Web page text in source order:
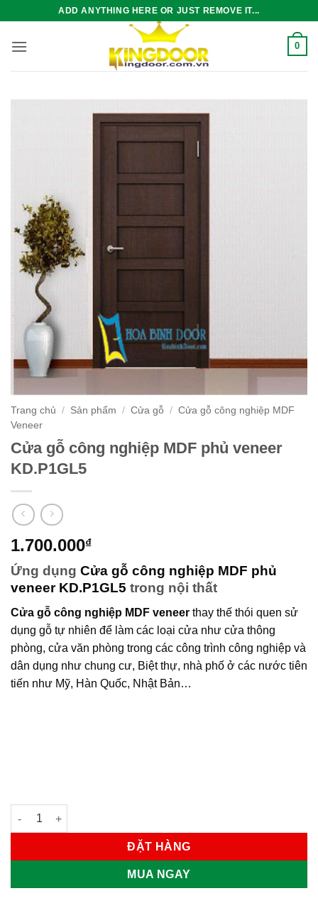
nội
ADD ANYTHING HERE OR JUST REMOVE IT...
0
Trang chủ / Sản phẩm / Cửa gỗ / Cửa gỗ công nghiệp MDF
Veneer
Cửa gỗ công nghiệp MDF phủ veneer
KD.P1GL5
1.700.000₫
Ứng dụng Cửa gỗ công nghiệp MDF phủ
veneer KD.P1GL5 trong nội thất
Cửa gỗ công nghiệp MDF veneer thay thế thói quen sử
dụng gỗ tự nhiên để làm các loại cửa như cửa thông
phòng, cửa văn phòng trong các công trình công nghiệp và
dân dụng như chung cư, Biệt thự, nhà phố ở các nước tiên
tiến như Mỹ, Hàn Quốc, Nhật Bản…
Cửa gỗ công nghiệp MDF phủ veneer KD.P1GL5 số lượng
ĐẶT HÀNG
MUA NGAY